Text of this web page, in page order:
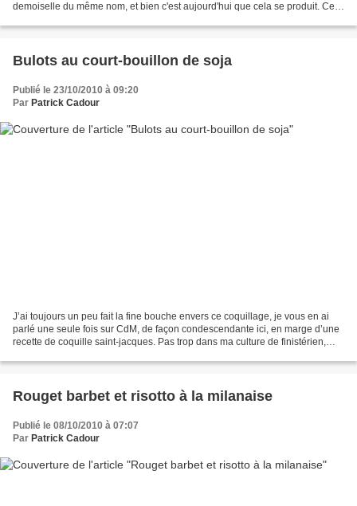
demoiselle du même nom, et bien c'est aujourd'hui que cela se produit. Ce
Bulots au court-bouillon de soja
Publié le 23/10/2010 à 09:20
Par Patrick Cadour
J’ai toujours un peu fait la fine bouche envers ce coquillage, je vous en ai
parlé une seule fois sur CdM, de façon condescendante ici, en marge d’une
recette de coquille saint-jacques. Pas trop dans ma culture de finistérien,
Rouget barbet et risotto à la milanaise
Publié le 08/10/2010 à 07:07
Par Patrick Cadour